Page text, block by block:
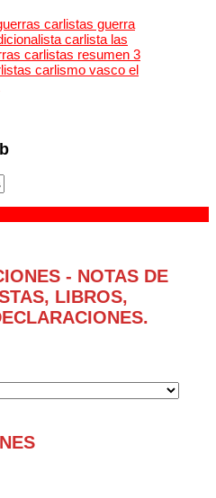
- NOTAS DE
LIBROS,